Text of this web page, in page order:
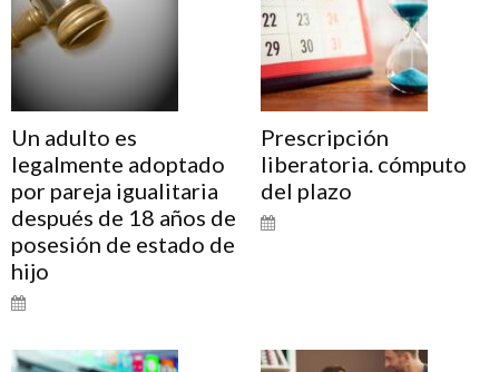
Un adulto es
legalmente adoptado
por pareja igualitaria
después de 18 años de
posesión de estado de
hijo
Prescripción
liberatoria. cómputo
del plazo